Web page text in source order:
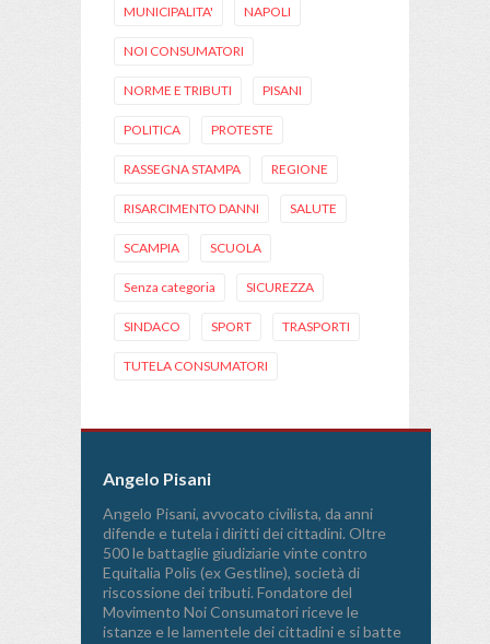
MUNICIPALITA' NAPOLI
NOI CONSUMATORI
NORME E TRIBUTI PISANI
POLITICA PROTESTE
RASSEGNA STAMPA REGIONE
RISARCIMENTO DANNI SALUTE
SCAMPIA SCUOLA
Senza categoria SICUREZZA
SINDACO SPORT TRASPORTI
TUTELA CONSUMATORI
Angelo Pisani
Angelo Pisani, avvocato civilista, da anni
difende e tutela i diritti dei cittadini. Oltre
500 le battaglie giudiziarie vinte contro
Equitalia Polis (ex Gestline), società di
riscossione dei tributi. Fondatore del
Movimento Noi Consumatori riceve le
istanze e le lamentele dei cittadini e si batte